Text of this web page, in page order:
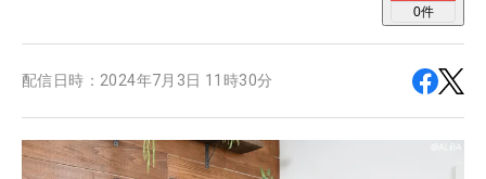
0件
配信日時： 2024年7月3日 11時30分